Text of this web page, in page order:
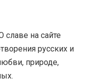
славе на сайте
русских и
природе,